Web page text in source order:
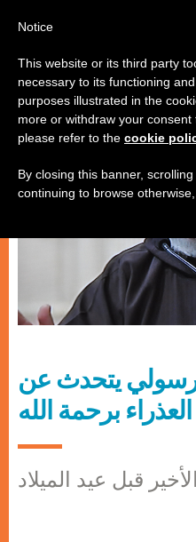
روحانيّة
يتحدث عن
برحمة الله
قبل عيد الميلاد
Notice
This website or its third party
necessary to its functioning
purposes illustrated in the
more or withdraw your consent
please refer to the cookie
By closing this banner,
continuing to browse